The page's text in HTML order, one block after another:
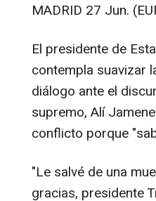
MADRID 27 Jun.
El presidente de
contempla suavizar
diálogo ante el
supremo, Alí
conflicto porque
"Le salvé de una
gracias, presidente